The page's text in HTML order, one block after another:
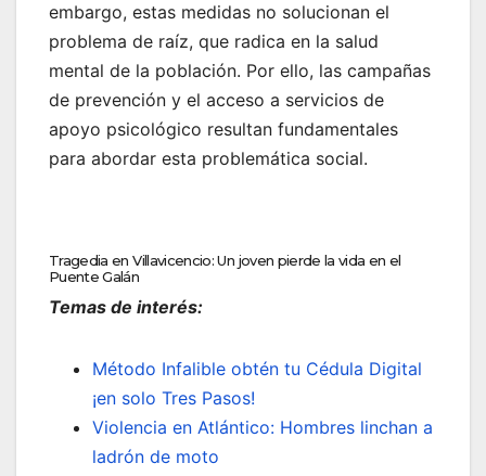
embargo, estas medidas no solucionan el
problema de raíz, que radica en la salud
mental de la población. Por ello, las campañas
de prevención y el acceso a servicios de
apoyo psicológico resultan fundamentales
para abordar esta problemática social.
Tragedia en Villavicencio: Un joven pierde la vida en el
Puente Galán
Temas de interés:
Método Infalible obtén tu Cédula Digital
¡en solo Tres Pasos!
Violencia en Atlántico: Hombres linchan a
ladrón de moto